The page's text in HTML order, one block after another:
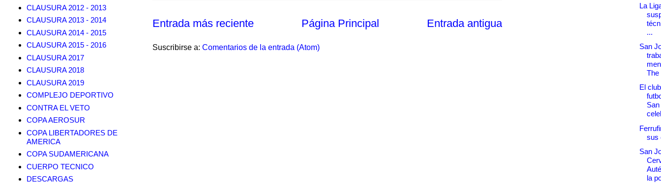
Entrada más reciente Entrada antigua
Página Principal
Suscribirse a: Comentarios de la entrada (Atom)
CLAUSURA 2012 - 2013
CLAUSURA 2013 - 2014
CLAUSURA 2014 - 2015
CLAUSURA 2015 - 2016
CLAUSURA 2017
CLAUSURA 2018
CLAUSURA 2019
COMPLEJO DEPORTIVO
CONTRA EL VETO
COPA AEROSUR
COPA LIBERTADORES DE
AMERICA
COPA SUDAMERICANA
CUERPO TECNICO
DESCARGAS
La
...
San
The
El
sus
San
la